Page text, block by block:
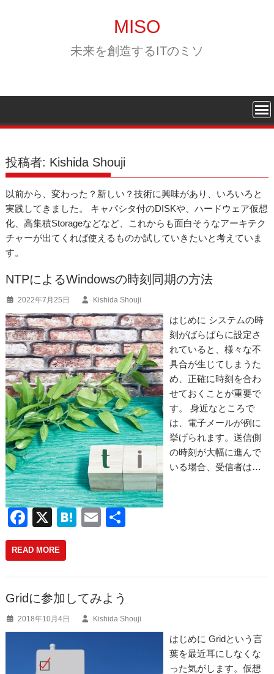
MISO
未来を創造するITのミソ
投稿者: Kishida Shouji
以前から、変わった？新しい？技術に興味があり、いろいろと
実践してきました。 キャパシタ付のDISKや、ハードウェア仮想
化、高集積Storageなどなど、これからも面白そうなアーキテク
チャーが出てくれば使えるものか試していきたいと考えていま
す。
NTPによるWindowsの時刻同期の方法
2022年7月25日 Kishida Shouji
はじめに システムの時
刻がばらばらに設定さ
れていると、様々な不
具合が生じてしまうた
め、正確に時刻を合わ
せておくことが重要で
す。 身近なところで
は、電子メールが例に
挙げられます。送信側
の時刻が大幅に進んで
いる場合、受信者は…
F
a
c
e
b
o
o
k
X
H
n
a
E
READ MORE
Gridに参加してみよう
2018年10月4日 Kishida Shouji
はじめに Gridという言
葉を最近耳にしなくな
った気がします。仮想